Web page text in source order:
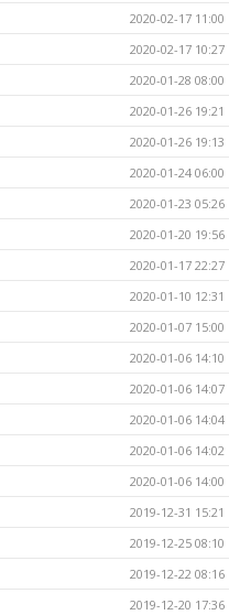
2020-02-17 11:00
2020-02-17 10:27
2020-01-28 08:00
2020-01-26 19:21
2020-01-26 19:13
2020-01-24 06:00
2020-01-23 05:26
2020-01-20 19:56
2020-01-17 22:27
2020-01-10 12:31
2020-01-07 15:00
2020-01-06 14:10
2020-01-06 14:07
2020-01-06 14:04
2020-01-06 14:02
2020-01-06 14:00
2019-12-31 15:21
2019-12-25 08:10
2019-12-22 08:16
2019-12-20 17:36